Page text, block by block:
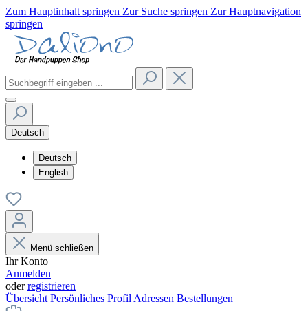
Zum Hauptinhalt springen Zur Suche springen Zur Hauptnavigation
springen
Deutsch
Deutsch
English
Menü schließen
Ihr Konto
Anmelden
oderregistrieren
Übersicht Persönliches Profil Adressen Bestellungen